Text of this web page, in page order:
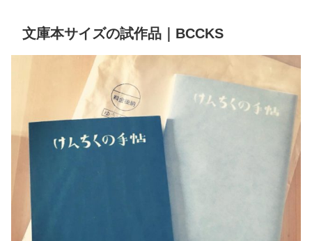
文庫本サイズの試作品｜BCCKS